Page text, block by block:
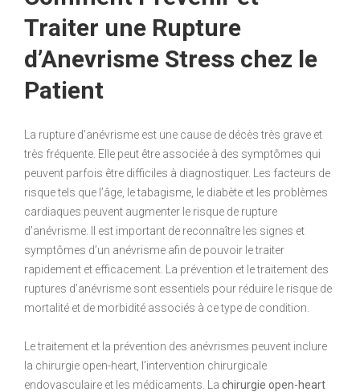
Traiter une Rupture
d’Anevrisme Stress chez le
Patient
La rupture d’anévrisme est une cause de décès très grave et
très fréquente. Elle peut être associée à des symptômes qui
peuvent parfois être difficiles à diagnostiquer. Les facteurs de
risque tels que l’âge, le tabagisme, le diabète et les problèmes
cardiaques peuvent augmenter le risque de rupture
d’anévrisme. Il est important de reconnaître les signes et
symptômes d’un anévrisme afin de pouvoir le traiter
rapidement et efficacement. La prévention et le traitement des
ruptures d’anévrisme sont essentiels pour réduire le risque de
mortalité et de morbidité associés à ce type de condition.
Le traitement et la prévention des anévrismes peuvent inclure
la chirurgie open-heart, l’intervention chirurgicale
endovasculaire et les médicaments. La chirurgie open-heart